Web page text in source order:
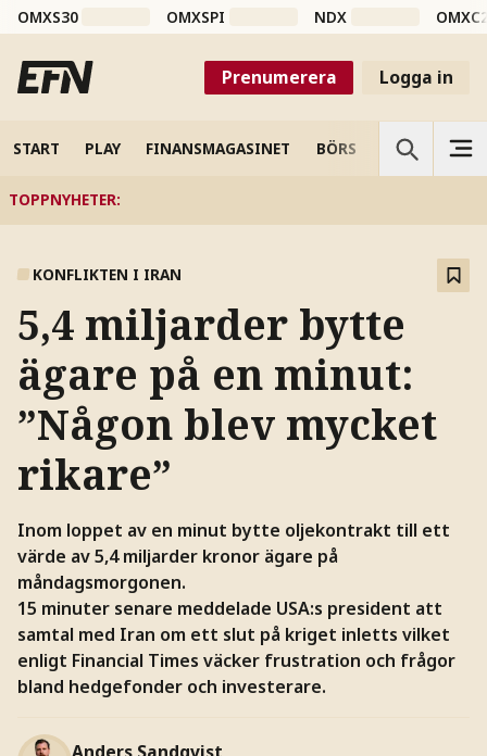
OMXS30 OMXSPI NDX
Prenumerera Logga in
START PLAY FINANSMAGASINET BÖRS VETENSKAP
TOPPNYHETER:
KONFLIKTEN I IRAN
5,4 miljarder bytte
ägare på en minut:
”Någon blev mycket
rikare”
Inom loppet av en minut bytte oljekontrakt till ett
värde av 5,4 miljarder kronor ägare på
måndagsmorgonen.
15 minuter senare meddelade USA:s president att
samtal med Iran om ett slut på kriget inletts vilket
enligt Financial Times väcker frustration och frågor
bland hedgefonder och investerare.